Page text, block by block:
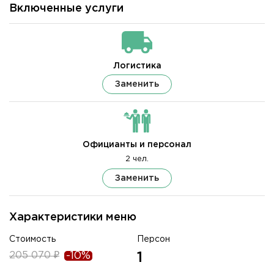
Характеристики меню
Стоимость
205 070 ₽ -10%
Персон
1
Включенные услуги
Логистика
Заменить
Официанты и персонал
2 чел.
Заменить